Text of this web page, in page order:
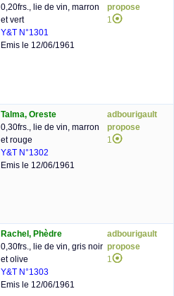
0,20frs., lie de vin, marron
et vert
Y&T N°1301
Emis le 12/06/1961
propose
1
Talma, Oreste
0,30frs., lie de vin, marron
et rouge
Y&T N°1302
Emis le 12/06/1961
adbourigault
propose
1
Rachel, Phèdre
0,30frs., lie de vin, gris noir
et olive
Y&T N°1303
Emis le 12/06/1961
adbourigault
propose
1